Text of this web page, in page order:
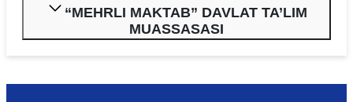
“MEHRLI MAKTAB” DAVLAT TA’LIM
MUASSASASI